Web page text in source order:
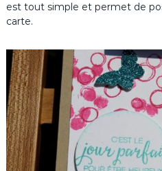
est tout simple et permet de
carte.